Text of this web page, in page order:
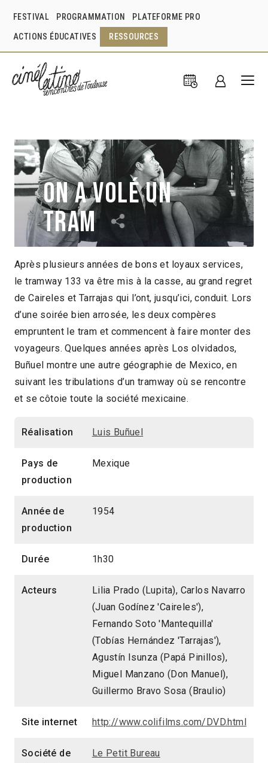
FESTIVAL PROGRAMMATION PLATEFORME PRO
ACTIONS ÉDUCATIVES RESSOURCES
On a volé un
tram
Luis Buñuel Mexique 1954
1h30
2011 > Mexico Customisé
Après plusieurs années de bons et loyaux services,
le tramway 133 va être mis à la casse, au grand regret
de Caireles et Tarrajas qui l’ont, jusqu’ici, conduit. Lors
d’une soirée bien arrosée, les deux compères
empruntent le tram et commencent à faire monter des
voyageurs. Quelques années après Los olvidados,
Buñuel montre une autre géographie de Mexico, en
suivant les tribulations d’un tramway où se rencontre
et se côtoie toute la société mexicaine.
Réalisation Luis Buñuel
Pays de
production
Mexique
Année de
production
1954
Durée 1h30
Acteurs
Lilia Prado (Lupita), Carlos Navarro
(Juan Godínez 'Caireles'),
Fernando Soto 'Mantequilla'
(Tobías Hernández 'Tarrajas'),
Agustín Isunza (Papá Pinillos),
Miguel Manzano (Don Manuel),
Guillermo Bravo Sosa (Braulio)
Site internet http://www.colifilms.com/DVD.html
Société de
Le Petit Bureau